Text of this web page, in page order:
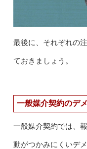
最後に、それぞれの
ておきましょう。
一般媒介契約のデ
一般媒介契約では、
動がつかみにくいデ